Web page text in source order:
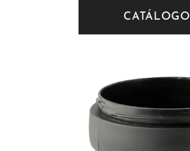
CATÁLOGO